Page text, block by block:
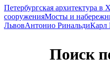
Петербургская архитектура
сооруженияМосты и
ЛьвовАнтонио РинальдиКарл
Поиск